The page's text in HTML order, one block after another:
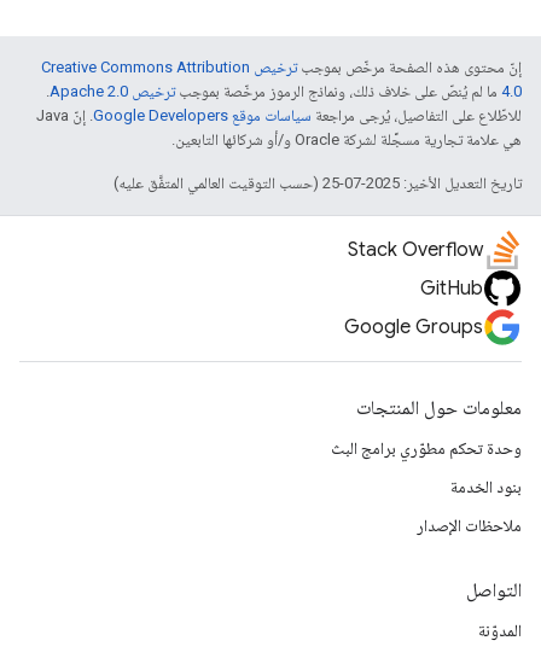
إنّ محتوى هذه الصفحة مرخّص بموجب
ترخيص Creative Commons Attribution
4.0‏ ما لم يُنصّ على خلاف ذلك، ونماذج الرموز مرخّصة بموجبترخيص Apache 2.0‏
.
للاطّلاع على التفاصيل، يُرجى مراجعة سياسات موقع Google Developers‏
. إنّ Java
هي علامة تجارية مسجَّلة لشركة Oracle و/أو شركائها التابعين.
تاريخ التعديل الأخير: 2025-07-25 (حسب التوقيت العالمي المتفَّق عليه)
Stack Overflow
GitHub
Google Groups
معلومات حول المنتجات
وحدة تحكم مطوّري برامج البث
بنود الخدمة
ملاحظات الإصدار
التواصل
المدوّنة